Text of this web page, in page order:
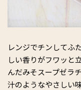
レンジでチンしてふ
しい香りがフワッと
んだみそスープゼラ
汁のようなやさしい